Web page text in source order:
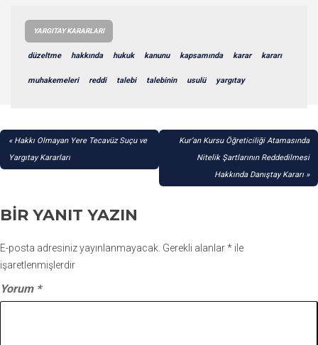
YARGITAY KARARLARI
düzeltme hakkında hukuk kanunu kapsamında karar kararı
muhakemeleri reddi talebi talebinin usulü yargıtay
YAZI
GEZINMESI
Hakkı Olmayan Yere Tecavüz Suçu ve
Yargıtay Kararları
Kur’an Kursu Öğreticiliği Atamasında
Nitelik Şartlarının Reddedilmesi
Hakkında Danıştay Kararı
BIR YANIT YAZIN
E-posta adresiniz yayınlanmayacak. Gerekli alanlar* ile
işaretlenmişlerdir
Yorum *